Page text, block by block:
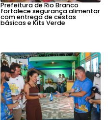
Prefeitura de Rio Branco
fortalece segurança alimentar
com entrega de cestas
básicas e Kits Verde